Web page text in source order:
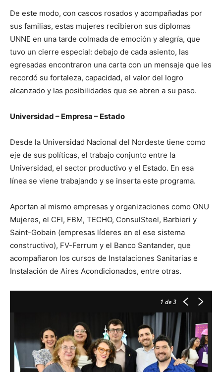
De este modo, con cascos rosados y acompañadas por
sus familias, estas mujeres recibieron sus diplomas
UNNE en una tarde colmada de emoción y alegría, que
tuvo un cierre especial: debajo de cada asiento, las
egresadas encontraron una carta con un mensaje que les
recordó su fortaleza, capacidad, el valor del logro
alcanzado y las posibilidades que se abren a su paso.
Universidad – Empresa – Estado
Desde la Universidad Nacional del Nordeste tiene como
eje de sus políticas, el trabajo conjunto entre la
Universidad, el sector productivo y el Estado. En esa
línea se viene trabajando y se inserta este programa.
Aportan al mismo empresas y organizaciones como ONU
Mujeres, el CFI, FBM, TECHO, ConsulSteel, Barbieri y
Saint-Gobain (empresas líderes en el ese sistema
constructivo), FV-Ferrum y el Banco Santander, que
acompañaron los cursos de Instalaciones Sanitarias e
Instalación de Aires Acondicionados, entre otras.
1 de 3